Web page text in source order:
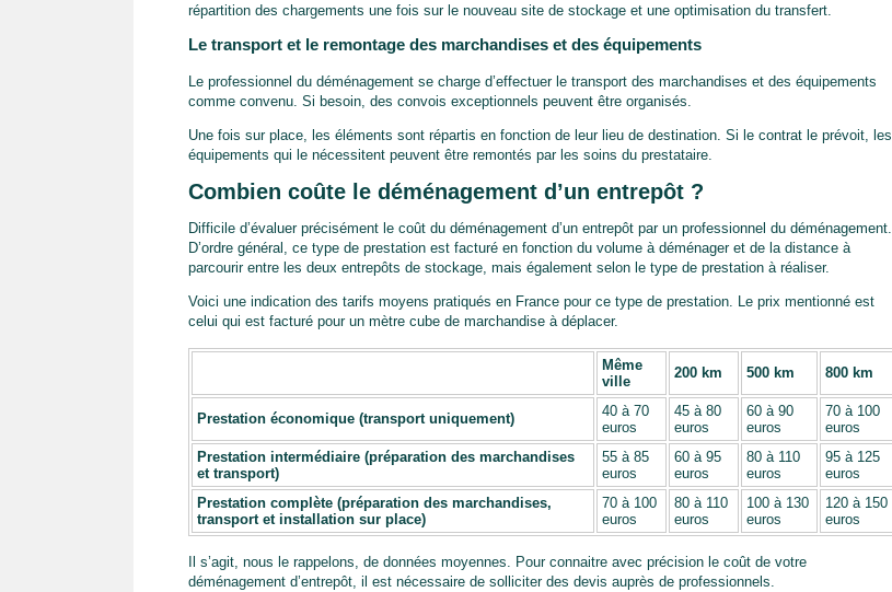
répartition des chargements une fois sur le nouveau site de stockage et une optimisation du transfert.
Le transport et le remontage des marchandises et des équipements
Le professionnel du déménagement se charge d’effectuer le transport des marchandises et des équipements
comme convenu. Si besoin, des convois exceptionnels peuvent être organisés.
Une fois sur place, les éléments sont répartis en fonction de leur lieu de destination. Si le contrat le prévoit, les
équipements qui le nécessitent peuvent être remontés par les soins du prestataire.
Combien coûte le déménagement d’un entrepôt ?
Difficile d’évaluer précisément le coût du déménagement d’un entrepôt par un professionnel du déménagement.
D’ordre général, ce type de prestation est facturé en fonction du volume à déménager et de la distance à
parcourir entre les deux entrepôts de stockage, mais également selon le type de prestation à réaliser.
Voici une indication des tarifs moyens pratiqués en France pour ce type de prestation. Le prix mentionné est
celui qui est facturé pour un mètre cube de marchandise à déplacer.
Même
ville
200 km 500 km 800 km
Prestation économique (transport uniquement)
40 à 70
euros
45 à 80
euros
60 à 90
euros
70 à 100
euros
Prestation intermédiaire (préparation des marchandises
et transport)
55 à 85
euros
60 à 95
euros
80 à 110
euros
95 à 125
euros
Prestation complète (préparation des marchandises,
transport et installation sur place)
70 à 100
euros
80 à 110
euros
100 à 130
euros
120 à 150
euros
Il s’agit, nous le rappelons, de données moyennes. Pour connaitre avec précision le coût de votre
déménagement d’entrepôt, il est nécessaire de solliciter des devis auprès de professionnels.